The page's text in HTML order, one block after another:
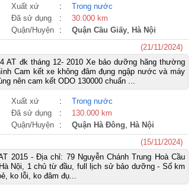
Xuất xứ :
Trong nước
Đã sử dụng :
30.000 km
Quận/Huyện : Quận Cầu Giấy, Hà Nội
(21/11/2024)
AT đk tháng 12- 2010 Xe bảo dưỡng hãng thường
Cam kết xe không đâm đụng ngập nước và máy
nên cam kết ODO 130000 chuẩn ...
Xuất xứ :
Trong nước
Đã sử dụng :
130.000 km
Quận/Huyện : Quận Hà Đông, Hà Nội
(15/11/2024)
2015 - Địa chỉ: 79 Nguyễn Chánh Trung Hoà Cầu
Nội, 1 chủ từ đầu, full lịch sử bảo dưỡng - Số km
ko lỗi, ko đâm đụ...